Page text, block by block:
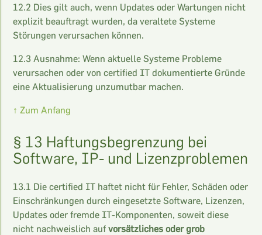
12.2 Dies gilt auch, wenn Updates oder Wartungen nicht
explizit beauftragt wurden, da veraltete Systeme
Störungen verursachen können.
12.3 Ausnahme: Wenn aktuelle Systeme Probleme
verursachen oder von certified IT dokumentierte Gründe
eine Aktualisierung unzumutbar machen.
↑ Zum Anfang
§ 13 Haftungsbegrenzung bei
Software, IP- und Lizenzproblemen
13.1 Die certified IT haftet nicht für Fehler, Schäden oder
Einschränkungen durch eingesetzte Software, Lizenzen,
Updates oder fremde IT-Komponenten, soweit diese
nicht nachweislich aufvorsätzliches oder grob